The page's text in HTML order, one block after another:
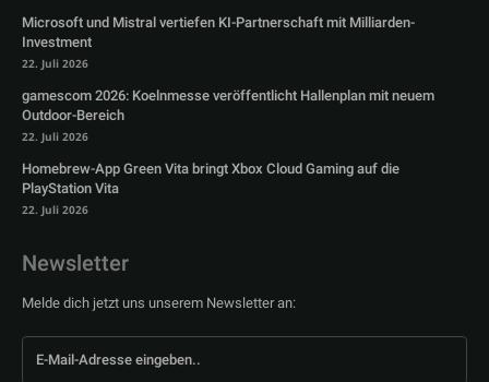
Microsoft und Mistral vertiefen KI-Partnerschaft mit Milliarden-
Investment
22. Juli 2026
gamescom 2026: Koelnmesse veröffentlicht Hallenplan mit neuem
Outdoor-Bereich
22. Juli 2026
Homebrew-App Green Vita bringt Xbox Cloud Gaming auf die
PlayStation Vita
22. Juli 2026
Newsletter
Melde dich jetzt uns unserem Newsletter an: